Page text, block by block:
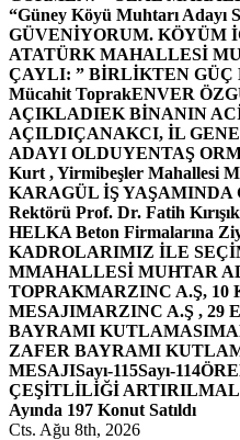
“Güney Köyü Muhtarı
GÜVENİYORUM. KÖYÜM
ATATÜRK MAHALLESİ
ÇAYLI: ” BİRLİKTEN GÜÇ
Mücahit ToprakENVER
AÇIKLADIEK BİNANIN
AÇILDIÇANAKCI, İL
ADAYI OLDUYENTAŞ
Kurt , Yirmibeşler Mahallesi
KARAGÜL İŞ YAŞAMINDA
Rektörü Prof. Dr. Fatih
HELKA Beton Firmalarına
KADROLARIMIZ İLE
MMAHALLESİ MUHTAR
TOPRAKMARZINC A.Ş, 10
MESAJIMARZINC A.Ş , 29
BAYRAMI KUTLAMASI
ZAFER BAYRAMI
MESAJISayı-115Sayı-114
ÇEŞİTLİLİĞİ
Ayında 197 Konut Satıldı
Cts. Ağu 8th, 2026